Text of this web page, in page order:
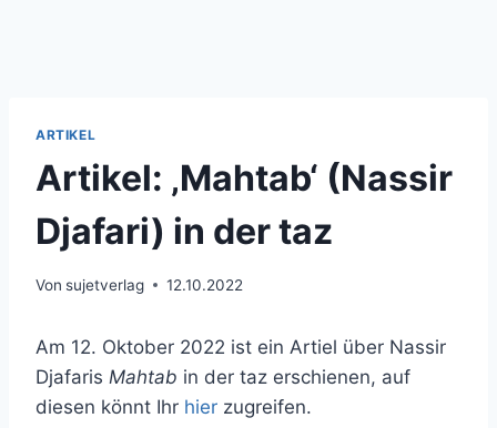
ARTIKEL
Artikel: ‚Mahtab‘ (Nassir
Djafari) in der taz
Von sujetverlag 12.10.2022
Am 12. Oktober 2022 ist ein Artiel über Nassir
Djafaris Mahtab in der taz erschienen, auf
diesen könnt Ihr hier zugreifen.